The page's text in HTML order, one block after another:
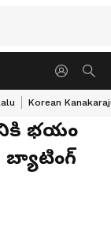
Korean
భయం
బ్యాటింగ్